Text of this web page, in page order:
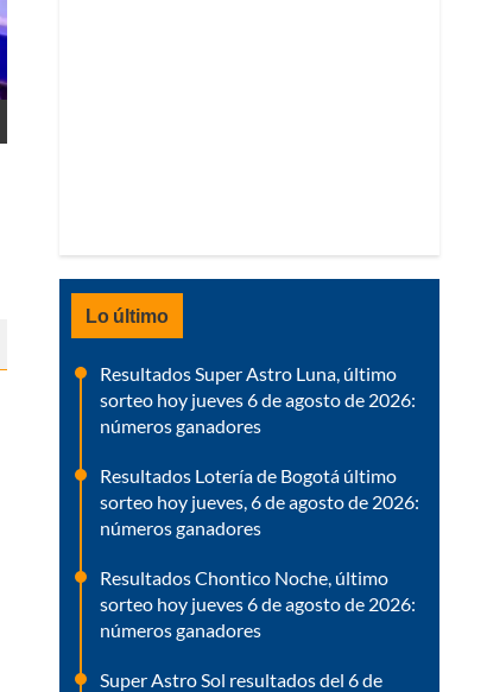
Lo último
Resultados Super Astro Luna, último
sorteo hoy jueves 6 de agosto de 2026:
números ganadores
Resultados Lotería de Bogotá último
sorteo hoy jueves, 6 de agosto de 2026:
números ganadores
Resultados Chontico Noche, último
sorteo hoy jueves 6 de agosto de 2026:
números ganadores
Super Astro Sol resultados del 6 de